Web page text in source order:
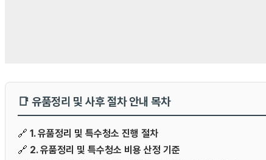
📑 유품정리 및 사후 절차 안내 목차
🔗 1. 유품정리 및 특수청소 진행 절차
🔗 2. 유품정리 및 특수청소 비용 산정 기준